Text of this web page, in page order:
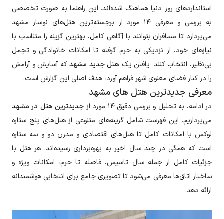
استانداردهای روز دنیا هماهنگ شده‌اند. این راهنما به صورت تخصصی
به بررسی و معرفی ۱۴ مورد از برجسته‌ترین هتل‌های نوساز مشهد
می‌پردازد تا مسافران بتوانند با آگاهی کامل، بهترین گزینه را متناسب با
نیازهای خود، از نزدیکی به حرم گرفته تا امکانات خانوادگی و تجمل
بی‌نظیر، انتخاب کنند. یافتن یک هتل جدید مشهدکه آسایش و آرامش
را در کنار فضای معنوی شهر فراهم آورد، هدف اصلی این گزارش است.
معرفی جدیدترین هتل های مشهد
در ادامه، به تحلیل و بررسی دقیق ۱۴ مورد از
جدیدترین هتل در مشهد
می‌پردازیم. این فهرست شامل گزینه‌های متنوعی از هتل‌های پنج ستاره
لوکس با امکانات کامل تا هتل‌های اقتصادی و مدرن دو و سه ستاره
است که همگی در چند سال اخیر به بهره‌برداری رسیده‌اند. هر هتل با
جزئیات کامل از جمله سال تاسیس، فاصله تا حرم، امکانات ویژه و
ساختار اتاق‌ها معرفی می‌شود تا تصویری جامع برای انتخابی هوشمندانه
ارائه دهد.